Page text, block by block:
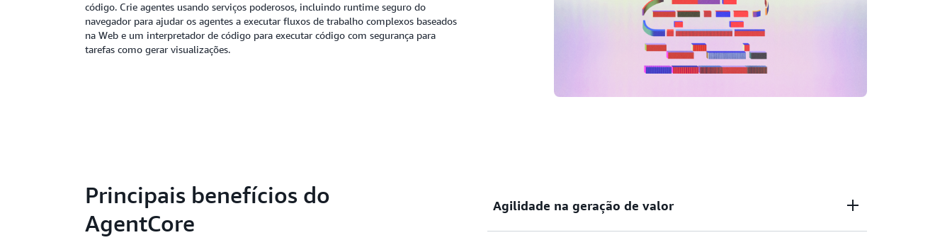
código. Crie agentes usando serviços poderosos, incluindo runtime seguro do
navegador para ajudar os agentes a executar fluxos de trabalho complexos baseados
na Web e um interpretador de código para executar código com segurança para
tarefas como gerar visualizações.
Principais benefícios do
AgentCore
Agilidade na geração de valor